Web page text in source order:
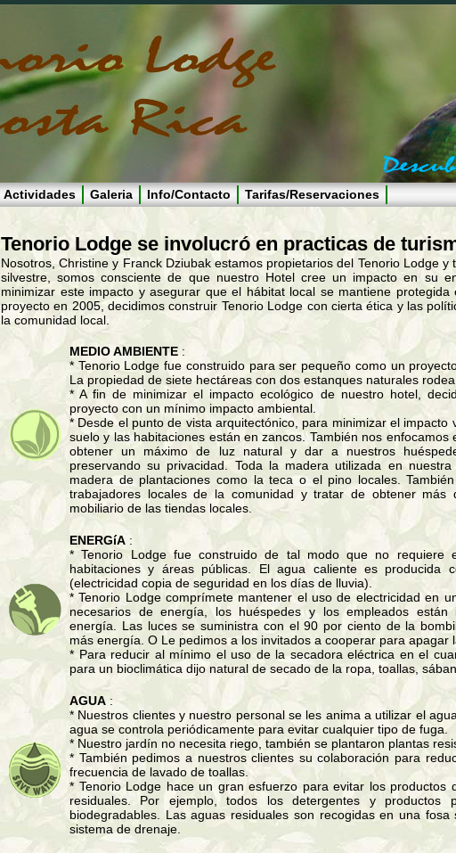
Actividades Galeria Info/Contacto Tarifas/Reservaciones
Tenorio Lodge se involucró en practicas de
Nosotros, Christine y Franck Dziubak estamos propietarios del Tenorio Lodge
silvestre, somos consciente de que nuestro Hotel cree un impacto en su
minimizar este impacto y asegurar que el hábitat local se mantiene
proyecto en 2005, decidimos construir Tenorio Lodge con cierta ética y las
la comunidad local.
MEDIO AMBIENTE :
* Tenorio Lodge fue construido para ser pequeño como un
La propiedad de siete hectáreas con dos estanques naturales
* A fin de minimizar el impacto ecológico de nuestro hotel,
proyecto con un mínimo impacto ambiental.
* Desde el punto de vista arquitectónico, para minimizar el
suelo y las habitaciones están en zancos. También nos
obtener un máximo de luz natural y dar a nuestros
preservando su privacidad. Toda la madera utilizada en
madera de plantaciones como la teca o el pino locales.
trabajadores locales de la comunidad y tratar de obtener
mobiliario de las tiendas locales.
ENERGíA :
* Tenorio Lodge fue construido de tal modo que no requiere
habitaciones y áreas públicas. El agua caliente es producida
(electricidad copia de seguridad en los días de lluvia).
* Tenorio Lodge comprímete mantener el uso de electricidad en
necesarios de energía, los huéspedes y los empleados están
energía. Las luces se suministra con el 90 por ciento de la
más energía. O Le pedimos a los invitados a cooperar para apagar
* Para reducir al mínimo el uso de la secadora eléctrica en el
para un bioclimática dijo natural de secado de la ropa, toallas,
AGUA :
* Nuestros clientes y nuestro personal se les anima a utilizar el
agua se controla periódicamente para evitar cualquier tipo de fuga.
* Nuestro jardín no necesita riego, también se plantaron plantas
* También pedimos a nuestros clientes su colaboración para
frecuencia de lavado de toallas.
* Tenorio Lodge hace un gran esfuerzo para evitar los productos
residuales. Por ejemplo, todos los detergentes y productos
biodegradables. Las aguas residuales son recogidas en una
sistema de drenaje.